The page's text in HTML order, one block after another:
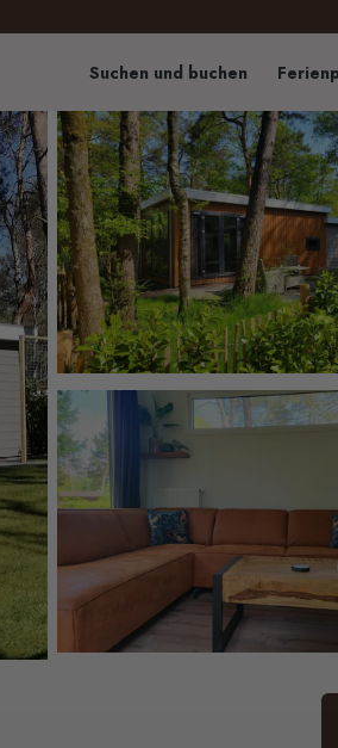
Suchen und buchen